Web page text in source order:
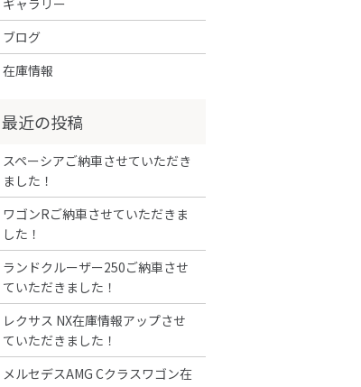
ブログ
在庫情報
スペーシアご納車させていただき
ました！
ワゴンRご納車させていただきま
した！
ランドクルーザー250ご納車させ
ていただきました！
レクサス NX在庫情報アップさせ
ていただきました！
メルセデスAMG Cクラスワゴン在